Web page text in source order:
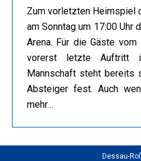
Zum vorletzten Heimspiel
am Sonntag um 17:00 Uhr
Arena. Für die Gäste
vorerst letzte Auftritt
Mannschaft steht bereits
Absteiger fest. Auch
mehr…
Dessau-